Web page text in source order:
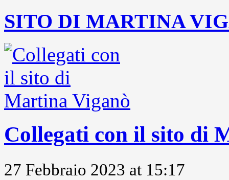
SITO DI MARTINA
Collegati con il sito di
27 Febbraio 2023 at 15:17